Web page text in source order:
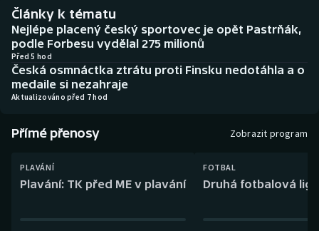
Biatlon
Boby a skeleton
Box
Curling
Dostihy
Aplikace ČT sport
AZ kvíz
Články k tématu
Nejlépe placený český sportovec je opět Pastrňák,
podle Forbesu vydělal 275 milionů
Před 5 hod
Česká osmnáctka ztrátu proti Finsku nedotáhla a o
medaile si nezahraje
Aktualizováno před 7 hod
Přímé přenosy Zobrazit program
PLAVÁNÍ
Plavání: TK před ME v plavání
FOTBAL
Druhá fotbalová